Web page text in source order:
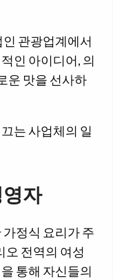
관광업계에서
인 아이디어, 의
운 맛을 선사하
는 사업체의 일
자
정식 요리가 주
오 전역의 여성
통해 자신들의